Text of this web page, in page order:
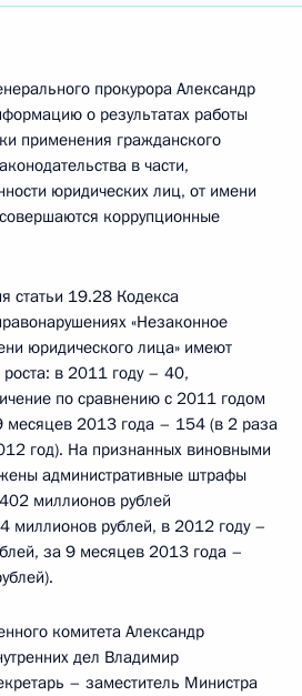
прокурора Александр
о результатах работы
применения гражданского
в части,
юридических лиц, от имени
коррупционные
статьи 19.28 Кодекса
«Незаконное
юридического лица» имеют
в 2011 году – 40,
по сравнению с 2011 годом
месяцев 2013 года – 154 (в 2 раза
год). На признанных виновными
административные штрафы
миллионов рублей
миллионов рублей, в 2012 году –
за 9 месяцев 2013 года –
комитета Александр
дел Владимир
– заместитель Министра